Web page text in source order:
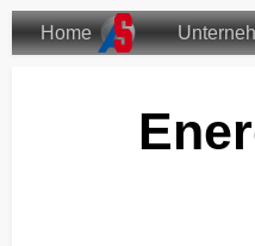
Home